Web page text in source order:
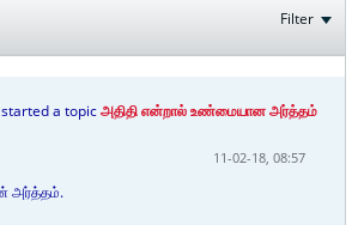
Filter
started a topicஅதிதி என்றால் உண்மையான அர்த்தம்
11-02-18, 08:57
அர்த்தம்.